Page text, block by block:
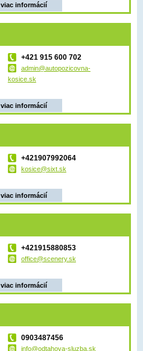
viac informácií
+421 915 600 702
admin@autopozicovna-
kosice.sk
viac informácií
+421907992064
kosice@sixt.sk
viac informácií
+421915880853
office@scenery.sk
viac informácií
0903487456
info@odtahova-sluzba.sk